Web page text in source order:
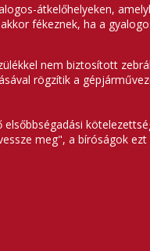
átkelőhelyeken,
fékeznek, ha a
nem biztosított
rögzítik a
meg", a bíróságok